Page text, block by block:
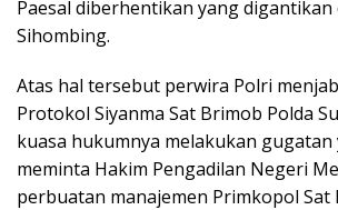
Paesal diberhentikan yang digantikan
Sihombing.
Atas hal tersebut perwira Polri
Protokol Siyanma Sat Brimob Polda
kuasa hukumnya melakukan
meminta Hakim Pengadilan Negeri
perbuatan manajemen Primkopol Sat